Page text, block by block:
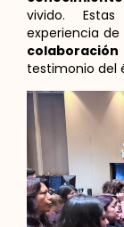
vivido.
experiencia
colaboración
testimonio del